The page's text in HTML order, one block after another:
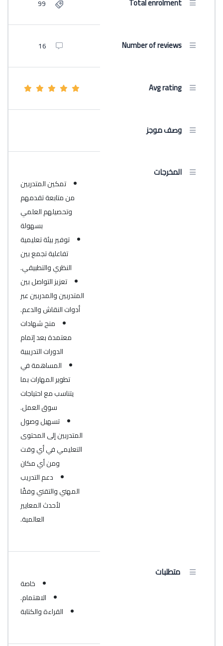
Number of reviews
Avg rating
وصف موجز
المخرجات
تمكين المتدربين
من متابعة تقدمهم
وتحصيلهم العلمي
بسهولة
توفير بيئة تعليمية
تفاعلية تجمع بين
النظري والتطبيقي.
تعزيز التواصل بين
المتدربين والمدربين عبر
أدوات النقاش والدعم.
منح شهادات
معتمدة بعد إتمام
الدورات التدريبية
المساهمة في
تطوير المهارات بما
يتناسب مع احتياجات
سوق العمل.
تسهيل وصول
المتدربين إلى المحتوى
التعليمي في أي وقت
ومن أي مكان
دعم التدريب
المهني والتقني وفقًا
لأحدث المعايير
العالمية.
متطلبات
خاصة
الاهتمام.
القراءة والكتابة